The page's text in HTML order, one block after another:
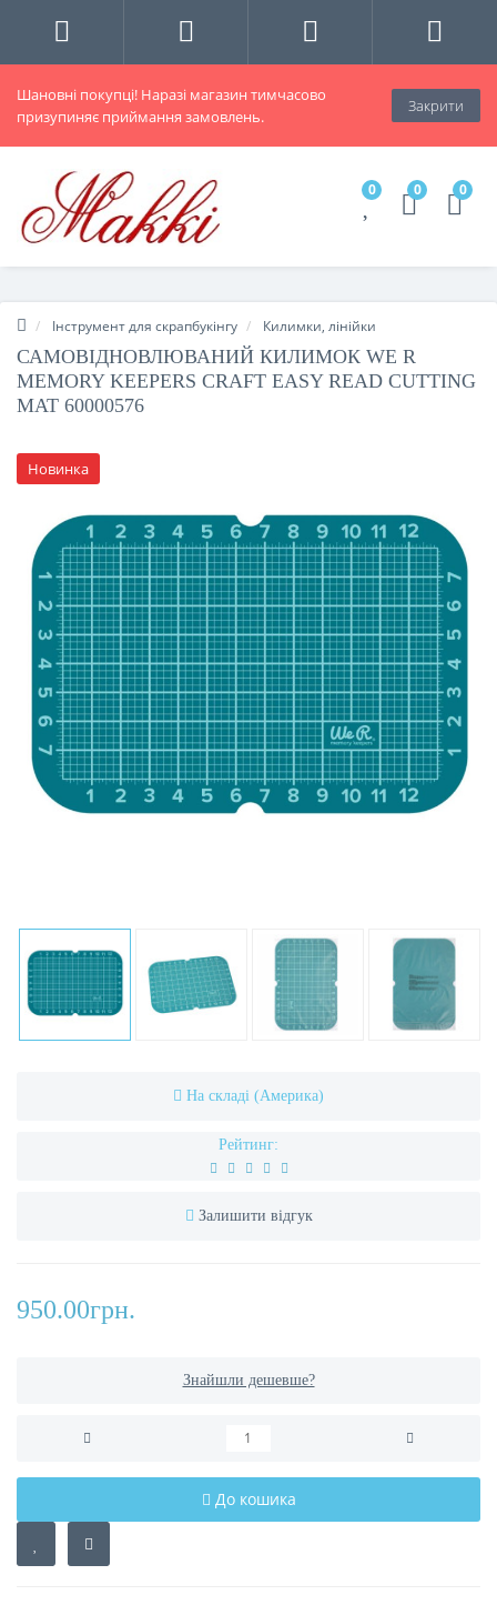
Шановні покупці! Наразі магазин тимчасово
призупиняє приймання замовлень.
Закрити
0 0 0
Інструмент для скрапбукінгу Килимки, лінійки
САМОВІДНОВЛЮВАНИЙ КИЛИМОК WE R
MEMORY KEEPERS CRAFT EASY READ CUTTING
MAT 60000576
Новинка
На складі (Америка)
Рейтинг:
Залишити відгук
950.00грн.
Знайшли дешевше?
До кошика